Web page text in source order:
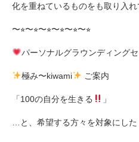
化を重ねているものをも取り入れ
〜⭐︎〜⭐︎〜⭐︎〜⭐︎〜⭐︎〜⭐︎
パーソナルグラウンディング
極み〜kiwami ご案内
「100の自分を生きる 」
…と、希望する方々を対象にした